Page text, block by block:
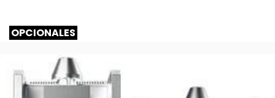
OPCIONALES